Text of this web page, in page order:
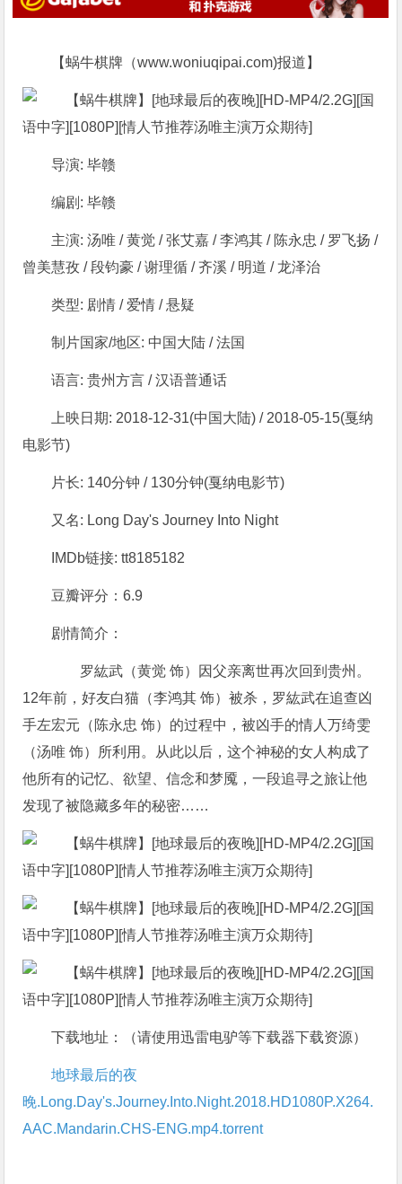
【蜗牛棋牌（www.woniuqipai.com)报道】
导演: 毕赣
编剧: 毕赣
主演: 汤唯 / 黄觉 / 张艾嘉 / 李鸿其 / 陈永忠 / 罗飞扬 /
曾美慧孜 / 段钧豪 / 谢理循 / 齐溪 / 明道 / 龙泽治
类型: 剧情 / 爱情 / 悬疑
制片国家/地区: 中国大陆 / 法国
语言: 贵州方言 / 汉语普通话
上映日期: 2018-12-31(中国大陆) / 2018-05-15(戛纳
电影节)
片长: 140分钟 / 130分钟(戛纳电影节)
又名: Long Day's Journey Into Night
IMDb链接: tt8185182
豆瓣评分：6.9
剧情简介：
罗紘武（黄觉 饰）因父亲离世再次回到贵州。
12年前，好友白猫（李鸿其 饰）被杀，罗紘武在追查凶
手左宏元（陈永忠 饰）的过程中，被凶手的情人万绮雯
（汤唯 饰）所利用。从此以后，这个神秘的女人构成了
他所有的记忆、欲望、信念和梦魇，一段追寻之旅让他
发现了被隐藏多年的秘密……
下载地址：（请使用迅雷电驴等下载器下载资源）
地球最后的夜
晚.Long.Day's.Journey.Into.Night.2018.HD1080P.X264.
AAC.Mandarin.CHS-ENG.mp4.torrent